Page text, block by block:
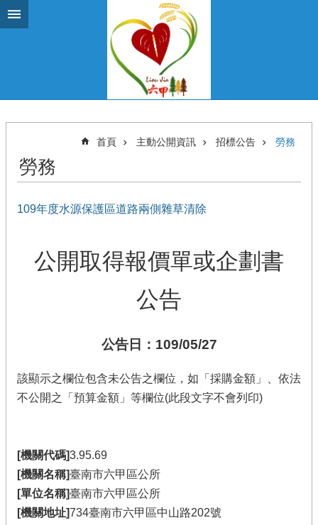
跳到主要內容區塊
首頁 主動公開資訊 招標公告 勞務
勞務
109年度水源保護區道路兩側雜草清除
公開取得報價單或企劃書
公告
公告日：109/05/27
該顯示之欄位包含未公告之欄位，如「採購金額」、依法
不公開之「預算金額」等欄位(此段文字不會列印)
[機關代碼]3.95.69
[機關名稱]臺南市六甲區公所
[單位名稱]臺南市六甲區公所
[機關地址]734臺南市六甲區中山路202號